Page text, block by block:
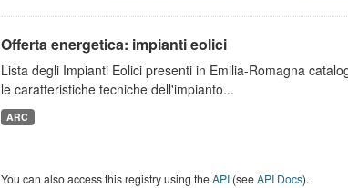
Offerta energetica: impianti eolici
Lista degli Impianti Eolici presenti in Emilia-Romagna
le caratteristiche tecniche dell'impianto...
ARC
You can also access this registry using theAPI(seeAPI Docs).